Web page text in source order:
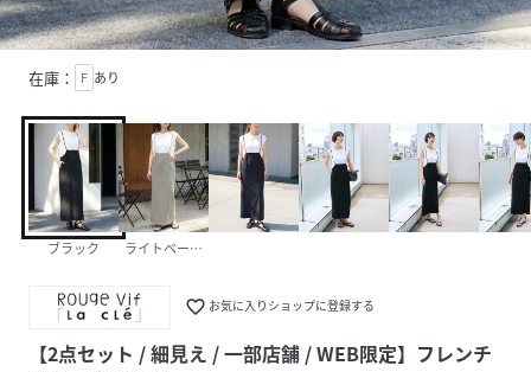
在庫： F あり
ブラック ライトベージュ
favorite_border お気に入りショップに登録する
【2点セット / 細見え / 一部店舗 / WEB限定】フレンチ